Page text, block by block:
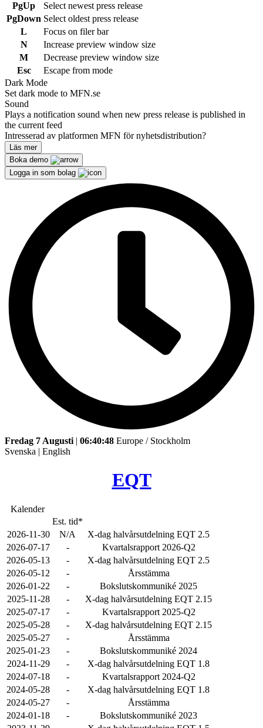
PgUp
Select newest press release
PgDown Select oldest press release
L
Focus on filer bar
N
Increase preview window size
M
Decrease preview window size
Esc
Escape from mode
Dark Mode
Set dark mode to MFN.se
Sound
Plays a notification sound when new press release is published in
the current feed
Intresserad av platformen MFN för nyhetsdistribution?
Läs mer
Boka demo
Logga in som bolag
Fredag 7 Augusti | 06:40:48 Europe / Stockholm
Svenska | English
EQT
Kalender
Est. tid*
2026-11-30
N/A
X-dag halvårsutdelning EQT 2.5
2026-07-17
-
Kvartalsrapport 2026-Q2
2026-05-13
-
X-dag halvårsutdelning EQT 2.5
2026-05-12
-
Årsstämma
2026-01-22
-
Bokslutskommuniké 2025
2025-11-28
-
X-dag halvårsutdelning EQT 2.15
2025-07-17
-
Kvartalsrapport 2025-Q2
2025-05-28
-
X-dag halvårsutdelning EQT 2.15
2025-05-27
-
Årsstämma
2025-01-23
-
Bokslutskommuniké 2024
2024-11-29
-
X-dag halvårsutdelning EQT 1.8
2024-07-18
-
Kvartalsrapport 2024-Q2
2024-05-28
-
X-dag halvårsutdelning EQT 1.8
2024-05-27
-
Årsstämma
2024-01-18
-
Bokslutskommuniké 2023